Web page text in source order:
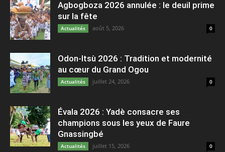
Agbogboza 2026 annulée : le deuil prime
sur la fête
Actualités août 5, 2026 0
Odon-Itsù 2026 : Tradition et modernité
au cœur du Grand Ogou
Actualités juillet 24, 2026 0
Évala 2026 : Yadè consacre ses
champions sous les yeux de Faure
Gnassingbé
Actualités juillet 15, 2026 0